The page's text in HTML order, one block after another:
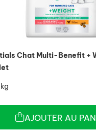
Chat Multi-Benefit +
AJOUTER AU